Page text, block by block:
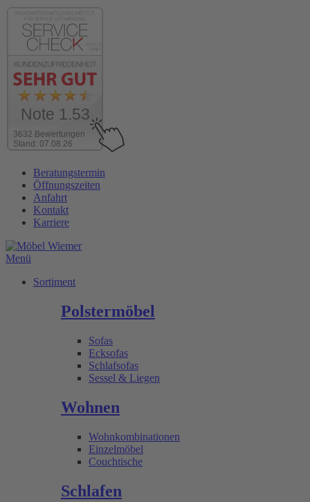
3632 Bewertungen
Stand: 07.08.26
Note 1.53
Inhalt
wechseln
Beratungstermin
Öffnungszeiten
Anfahrt
Kontakt
Karriere
Menü
Sortiment
Polstermöbel
Sofas
Ecksofas
Schlafsofas
Sessel & Liegen
Wohnen
Wohnkombinationen
Einzelmöbel
Couchtische
Schlafen